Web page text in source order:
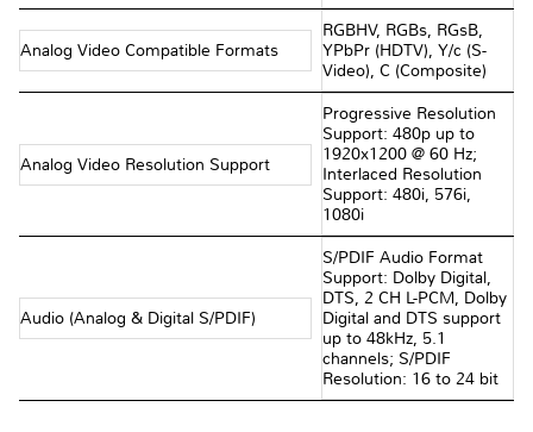
Analog Video Compatible Formats
RGBHV, RGBs, RGsB,
YPbPr (HDTV), Y/c (S-
Video), C (Composite)
Analog Video Resolution Support
Progressive Resolution
Support: 480p up to
1920x1200 @ 60 Hz;
Interlaced Resolution
Support: 480i, 576i,
1080i
Audio (Analog & Digital S/PDIF)
S/PDIF Audio Format
Support: Dolby Digital,
DTS, 2 CH L-PCM, Dolby
Digital and DTS support
up to 48kHz, 5.1
channels; S/PDIF
Resolution: 16 to 24 bit